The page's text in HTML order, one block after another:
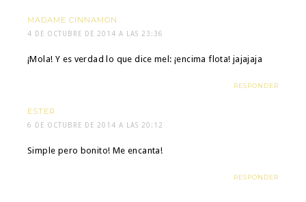
MADAME CINNAMON
4 DE OCTUBRE DE 2014 A LAS 23:36
¡Mola! Y es verdad lo que dice mel: ¡encima flota! jajajaja
RESPONDER
ESTER
6 DE OCTUBRE DE 2014 A LAS 20:12
Simple pero bonito! Me encanta!
RESPONDER